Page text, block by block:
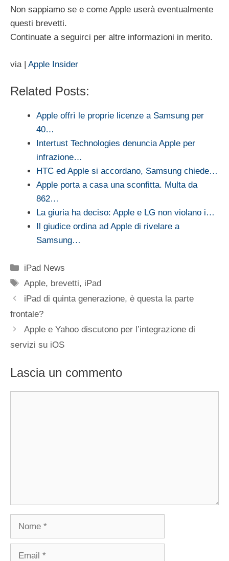
Non sappiamo se e come Apple userà eventualmente
questi brevetti.
Continuate a seguirci per altre informazioni in merito.
via | Apple Insider
Related Posts:
Apple offrì le proprie licenze a Samsung per
40…
Intertust Technologies denuncia Apple per
infrazione…
HTC ed Apple si accordano, Samsung chiede…
Apple porta a casa una sconfitta. Multa da
862…
La giuria ha deciso: Apple e LG non violano i…
Il giudice ordina ad Apple di rivelare a
Samsung…
Categorie
iPad News
Tag
Apple, brevetti, iPad
iPad di quinta generazione, è questa la parte
frontale?
Apple e Yahoo discutono per l’integrazione di
servizi su iOS
Lascia un commento
Nome
Email